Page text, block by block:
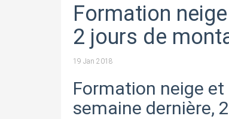
Formation
2 jours de
19 Jan 2018
Formation neige et
semaine dernière,